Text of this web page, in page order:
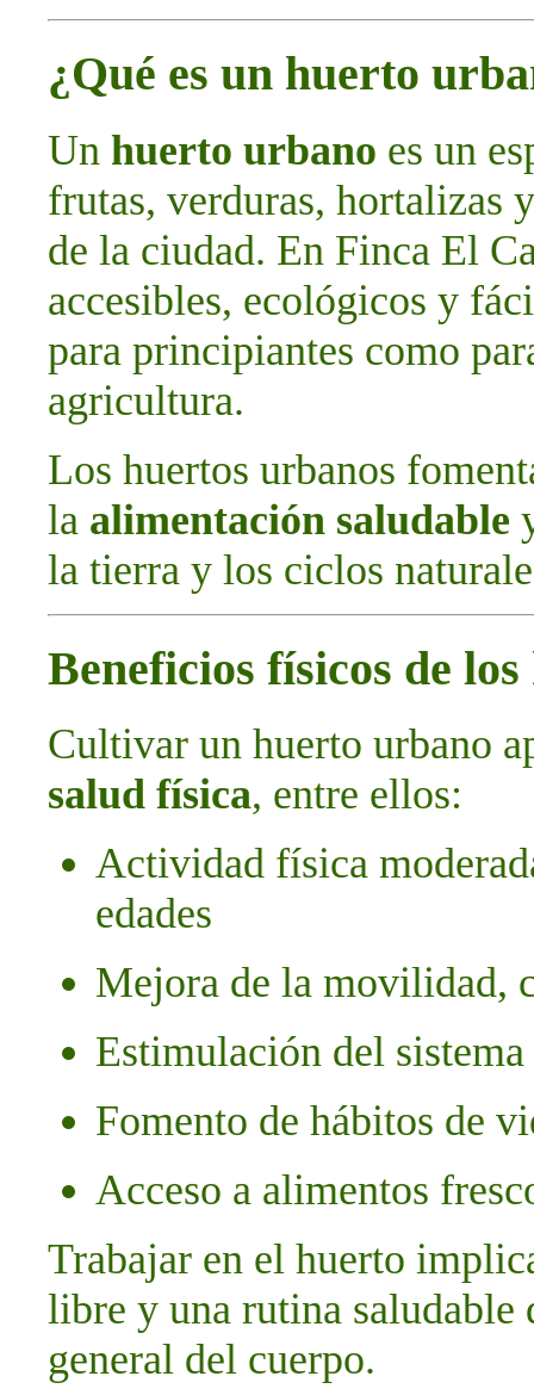
¿Qué es un huerto
Un huerto urbano es un
frutas, verduras, hortalizas
de la ciudad. En Finca El
accesibles, ecológicos y
para principiantes como
agricultura.
Los huertos urbanos
la alimentación saludable
la tierra y los ciclos
Beneficios físicos de
Cultivar un huerto urbano
salud física, entre ellos:
Actividad física
edades
Mejora de la movilidad,
Estimulación del
Fomento de hábitos de
Acceso a alimentos
Trabajar en el huerto
libre y una rutina saludable
general del cuerpo.